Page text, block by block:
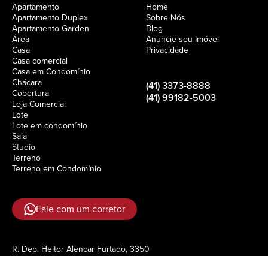
Apartamento
Apartamento Duplex
Apartamento Garden
Área
Casa
Casa comercial
Casa em Condomínio
Chácara
Cobertura
Loja Comercial
Lote
Lote em condomínio
Sala
Studio
Terreno
Terreno em Condomínio
Home
Sobre Nós
Blog
Anuncie seu Imóvel
Privacidade
(41) 3373-8888
(41) 99182-5003
Fale com um corretor
R. Dep. Heitor Alencar Furtado, 3350